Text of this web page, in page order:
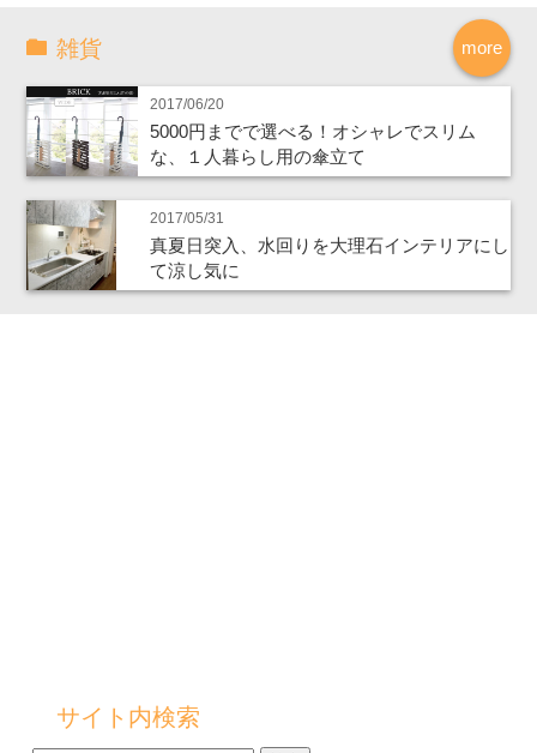
more
雑貨
2017/06/20
5000円までで選べる！オシャレでスリム
な、１人暮らし用の傘立て
2017/05/31
真夏日突入、水回りを大理石インテリアにし
て涼し気に
サイト内検索